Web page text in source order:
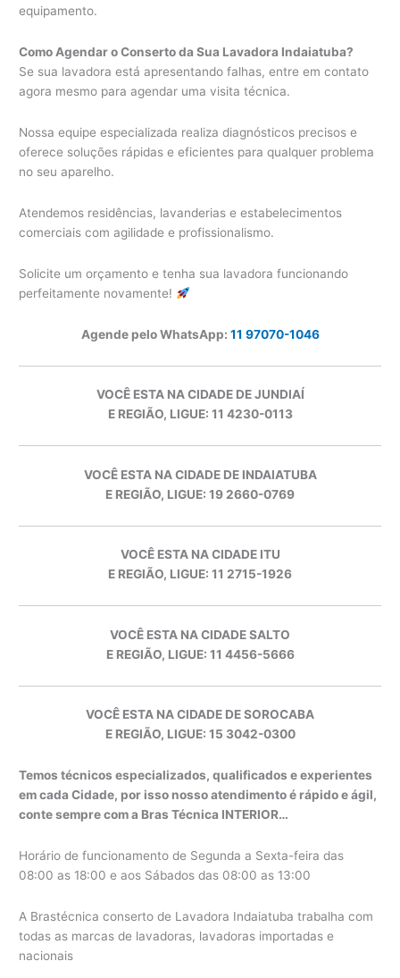
equipamento.
Como Agendar o Conserto da Sua Lavadora Indaiatuba?
Se sua lavadora está apresentando falhas, entre em contato
agora mesmo para agendar uma visita técnica.
Nossa equipe especializada realiza diagnósticos precisos e
oferece soluções rápidas e eficientes para qualquer problema
no seu aparelho.
Atendemos residências, lavanderias e estabelecimentos
comerciais com agilidade e profissionalismo.
Solicite um orçamento e tenha sua lavadora funcionando
perfeitamente novamente!
Agende pelo WhatsApp: 11 97070-1046
VOCÊ ESTA NA CIDADE DE JUNDIAÍ
E REGIÃO, LIGUE: 11 4230-0113
VOCÊ ESTA NA CIDADE DE INDAIATUBA
E REGIÃO, LIGUE: 19 2660-0769
VOCÊ ESTA NA CIDADE ITU
E REGIÃO, LIGUE: 11 2715-1926
VOCÊ ESTA NA CIDADE SALTO
E REGIÃO, LIGUE: 11 4456-5666
VOCÊ ESTA NA CIDADE DE SOROCABA
E REGIÃO, LIGUE: 15 3042-0300
Temos técnicos especializados, qualificados e experientes
em cada Cidade, por isso nosso atendimento é rápido e ágil,
conte sempre com a Bras Técnica INTERIOR…
Horário de funcionamento de Segunda a Sexta-feira das
08:00 as 18:00 e aos Sábados das 08:00 as 13:00
A Brastécnica conserto de Lavadora Indaiatuba trabalha com
todas as marcas de lavadoras, lavadoras importadas e
nacionais